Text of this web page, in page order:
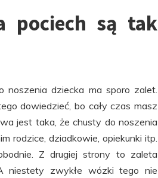
pociech są tak
noszenia dziecka ma sporo zalet.
dowiedzieć, bo cały czas masz
jest taka, że chusty do noszenia
rodzice, dziadkowie, opiekunki itp.
Z drugiej strony to zaleta
niestety zwykłe wózki tego nie